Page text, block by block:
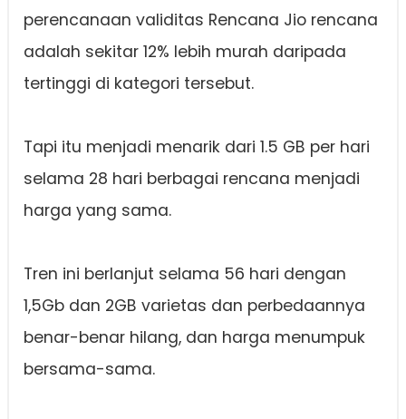
perencanaan validitas Rencana Jio rencana
adalah sekitar 12% lebih murah daripada
tertinggi di kategori tersebut.
Tapi itu menjadi menarik dari 1.5 GB per hari
selama 28 hari berbagai rencana menjadi
harga yang sama.
Tren ini berlanjut selama 56 hari dengan
1,5Gb dan 2GB varietas dan perbedaannya
benar-benar hilang, dan harga menumpuk
bersama-sama.